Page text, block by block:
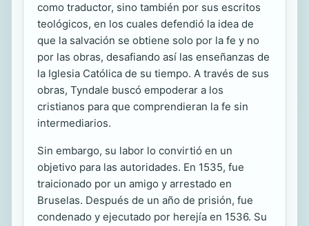
como traductor, sino también por sus escritos
teológicos, en los cuales defendió la idea de
que la salvación se obtiene solo por la fe y no
por las obras, desafiando así las enseñanzas de
la Iglesia Católica de su tiempo. A través de sus
obras, Tyndale buscó empoderar a los
cristianos para que comprendieran la fe sin
intermediarios.
Sin embargo, su labor lo convirtió en un
objetivo para las autoridades. En 1535, fue
traicionado por un amigo y arrestado en
Bruselas. Después de un año de prisión, fue
condenado y ejecutado por herejía en 1536. Su